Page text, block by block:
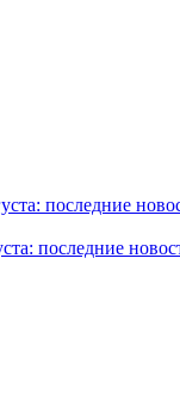
последние
последние